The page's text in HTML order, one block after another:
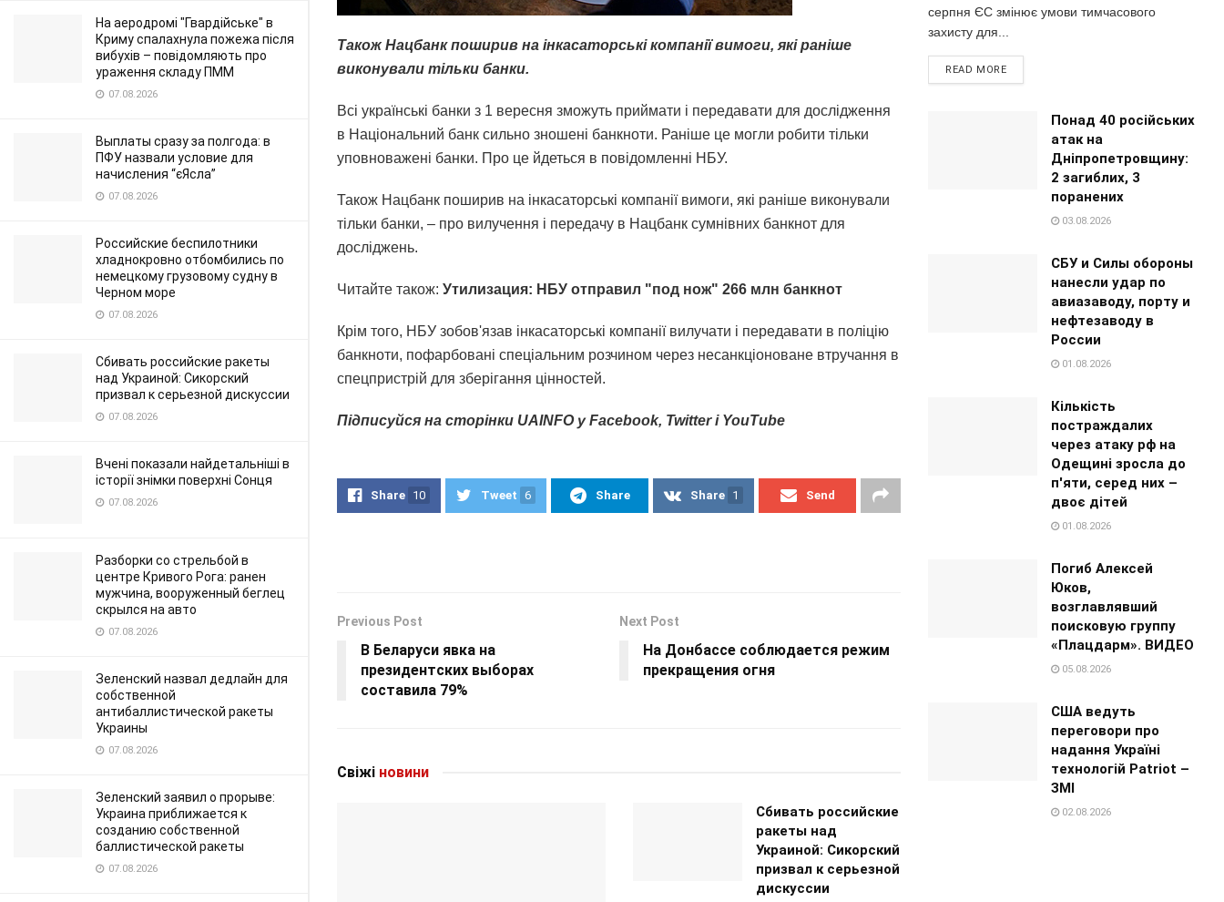
На аеродромі "Гвардійське" в
Криму спалахнула пожежа після
вибухів – повідомляють про
ураження складу ПММ
07.08.2026
Выплаты сразу за полгода: в
ПФУ назвали условие для
начисления “єЯсла”
07.08.2026
Российские беспилотники
хладнокровно отбомбились по
немецкому грузовому судну в
Черном море
07.08.2026
Сбивать российские ракеты
над Украиной: Сикорский
призвал к серьезной дискуссии
07.08.2026
Вчені показали найдетальніші в
історії знімки поверхні Сонця
07.08.2026
Разборки со стрельбой в
центре Кривого Рога: ранен
мужчина, вооруженный беглец
скрылся на авто
07.08.2026
Зеленский назвал дедлайн для
собственной
антибаллистической ракеты
Украины
07.08.2026
Зеленский заявил о прорыве:
Украина приближается к
созданию собственной
баллистической ракеты
07.08.2026
Також Нацбанк поширив на інкасаторські компанії вимоги, які раніше
виконували тільки банки.
Всі українські банки з 1 вересня зможуть приймати і передавати для дослідження
в Національний банк сильно зношені банкноти. Раніше це могли робити тільки
уповноважені банки. Про це йдеться в повідомленні НБУ.
Також Нацбанк поширив на інкасаторські компанії вимоги, які раніше виконували
тільки банки, – про вилучення і передачу в Нацбанк сумнівних банкнот для
досліджень.
Читайте також: Утилизация: НБУ отправил "под нож" 266 млн банкнот
Крім того, НБУ зобов'язав інкасаторські компанії вилучати і передавати в поліцію
банкноти, пофарбовані спеціальним розчином через несанкціоноване втручання в
спецпристрій для зберігання цінностей.
Підписуйся на сторінки UAINFO у Facebook, Twitter і YouTube
Share 10 Tweet 6 Share Share 1 Send
Previous Post
В Беларуси явка на
президентских выборах
составила 79%
Next Post
На Донбассе соблюдается режим
прекращения огня
Свіжі новини
Сбивать российские
ракеты над
Украиной: Сикорский
призвал к серьезной
дискуссии
серпня ЄС змінює умови тимчасового
захисту для...
READ MORE
Понад 40 російських
атак на
Дніпропетровщину:
2 загиблих, 3
поранених
03.08.2026
СБУ и Силы обороны
нанесли удар по
авиазаводу, порту и
нефтезаводу в
России
01.08.2026
Кількість
постраждалих
через атаку рф на
Одещині зросла до
п'яти, серед них –
двоє дітей
01.08.2026
Погиб Алексей
Юков,
возглавлявший
поисковую группу
«Плацдарм». ВИДЕО
05.08.2026
США ведуть
переговори про
надання Україні
технологій Patriot –
ЗМІ
02.08.2026